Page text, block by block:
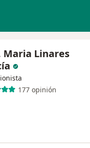
Maria Linares
177 opinión